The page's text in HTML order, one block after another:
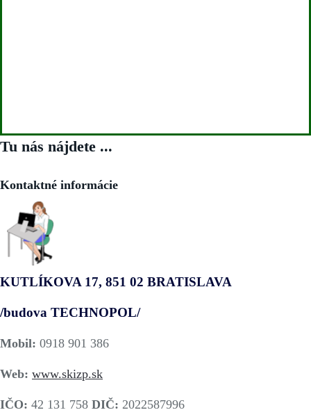
Tu nás nájdete ...
Kontaktné informácie
KUTLÍKOVA 17, 851 02 BRATISLAVA
/budova TECHNOPOL/
Mobil: 0918 901 386
Web: www.skizp.sk
IČO: 42 131 758 DIČ: 2022587996